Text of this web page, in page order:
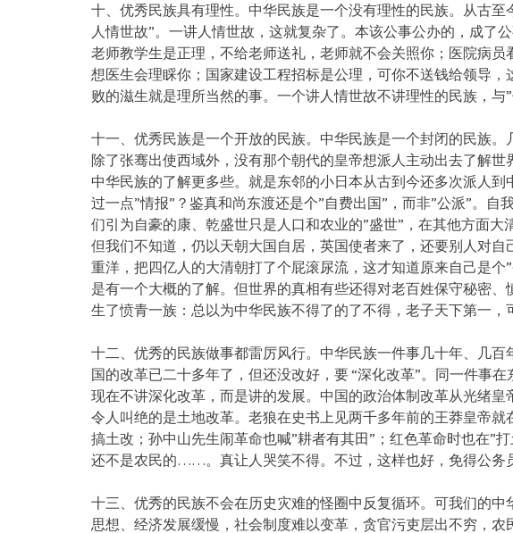
十、优秀民族具有理性。中华民族是一个没有理性的民族。从古至
人情世故”。一讲人情世故，这就复杂了。本该公事公办的，成了
老师教学生是正理，不给老师送礼，老师就不会关照你；医院病
想医生会理睬你；国家建设工程招标是公理，可你不送钱给领导
败的滋生就是理所当然的事。一个讲人情世故不讲理性的民族，与”
十一、优秀民族是一个开放的民族。中华民族是一个封闭的民族。
除了张骞出使西域外，没有那个朝代的皇帝想派人主动出去了解世
中华民族的了解更多些。就是东邻的小日本从古到今还多次派人
过一点”情报”？鉴真和尚东渡还是个”自费出国”，而非”公派”。
们引为自豪的康、乾盛世只是人口和农业的”盛世”，在其他方面大
但我们不知道，仍以天朝大国自居，英国使者来了，还要别人对
重洋，把四亿人的大清朝打了个屁滚尿流，这才知道原来自己是个
是有一个大概的了解。但世界的真相有些还得对老百姓保守秘密
生了愤青一族：总以为中华民族不得了的了不得，老子天下第一，
十二、优秀的民族做事都雷厉风行。中华民族一件事几十年、几
国的改革已二十多年了，但还没改好，要 “深化改革”。同一件事
现在不讲深化改革，而是讲的发展。中国的政治体制改革从光绪
令人叫绝的是土地改革。老狼在史书上见两千多年前的王莽皇帝
搞土改；孙中山先生闹革命也喊”耕者有其田”；红色革命时也在”
还不是农民的……。真让人哭笑不得。不过，这样也好，免得公务
十三、优秀的民族不会在历史灾难的怪圈中反复循环。可我们的中
思想、经济发展缓慢，社会制度难以变革，贪官污吏层出不穷，